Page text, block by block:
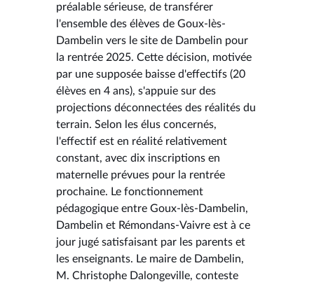
préalable sérieuse, de transférer
l'ensemble des élèves de Goux-lès-
Dambelin vers le site de Dambelin pour
la rentrée 2025. Cette décision, motivée
par une supposée baisse d'effectifs (20
élèves en 4 ans), s'appuie sur des
projections déconnectées des réalités du
terrain. Selon les élus concernés,
l'effectif est en réalité relativement
constant, avec dix inscriptions en
maternelle prévues pour la rentrée
prochaine. Le fonctionnement
pédagogique entre Goux-lès-Dambelin,
Dambelin et Rémondans-Vaivre est à ce
jour jugé satisfaisant par les parents et
les enseignants. Le maire de Dambelin,
M. Christophe Dalongeville, conteste